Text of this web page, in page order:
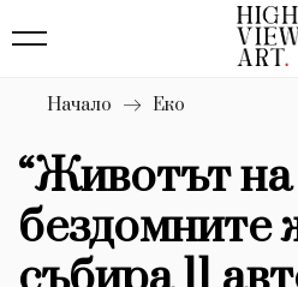
Бизнес
Мода
Dialogue
Изкуство
4339
Начало Еко
“Животът на
бездомните